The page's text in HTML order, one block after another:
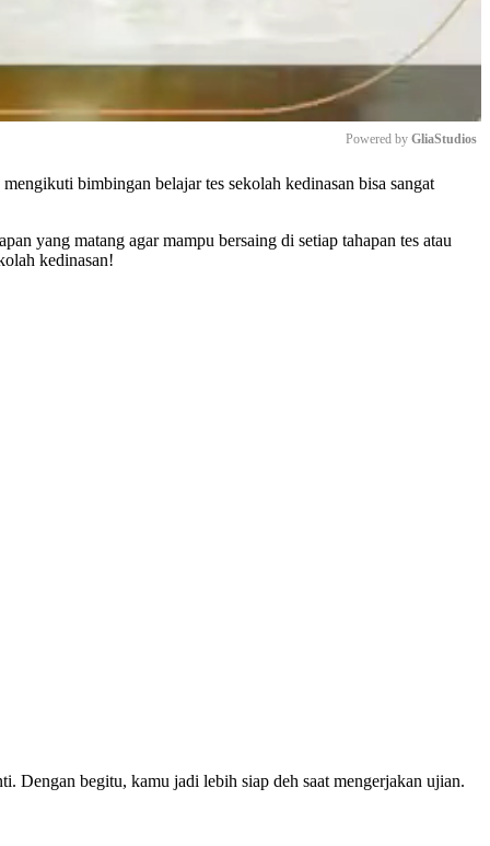
Powered by GliaStudios
bimbingan belajar tes sekolah kedinasan bisa sangat
yang matang agar mampu bersaing di setiap tahapan tes atau
kedinasan!
Dengan begitu, kamu jadi lebih siap deh saat mengerjakan ujian.